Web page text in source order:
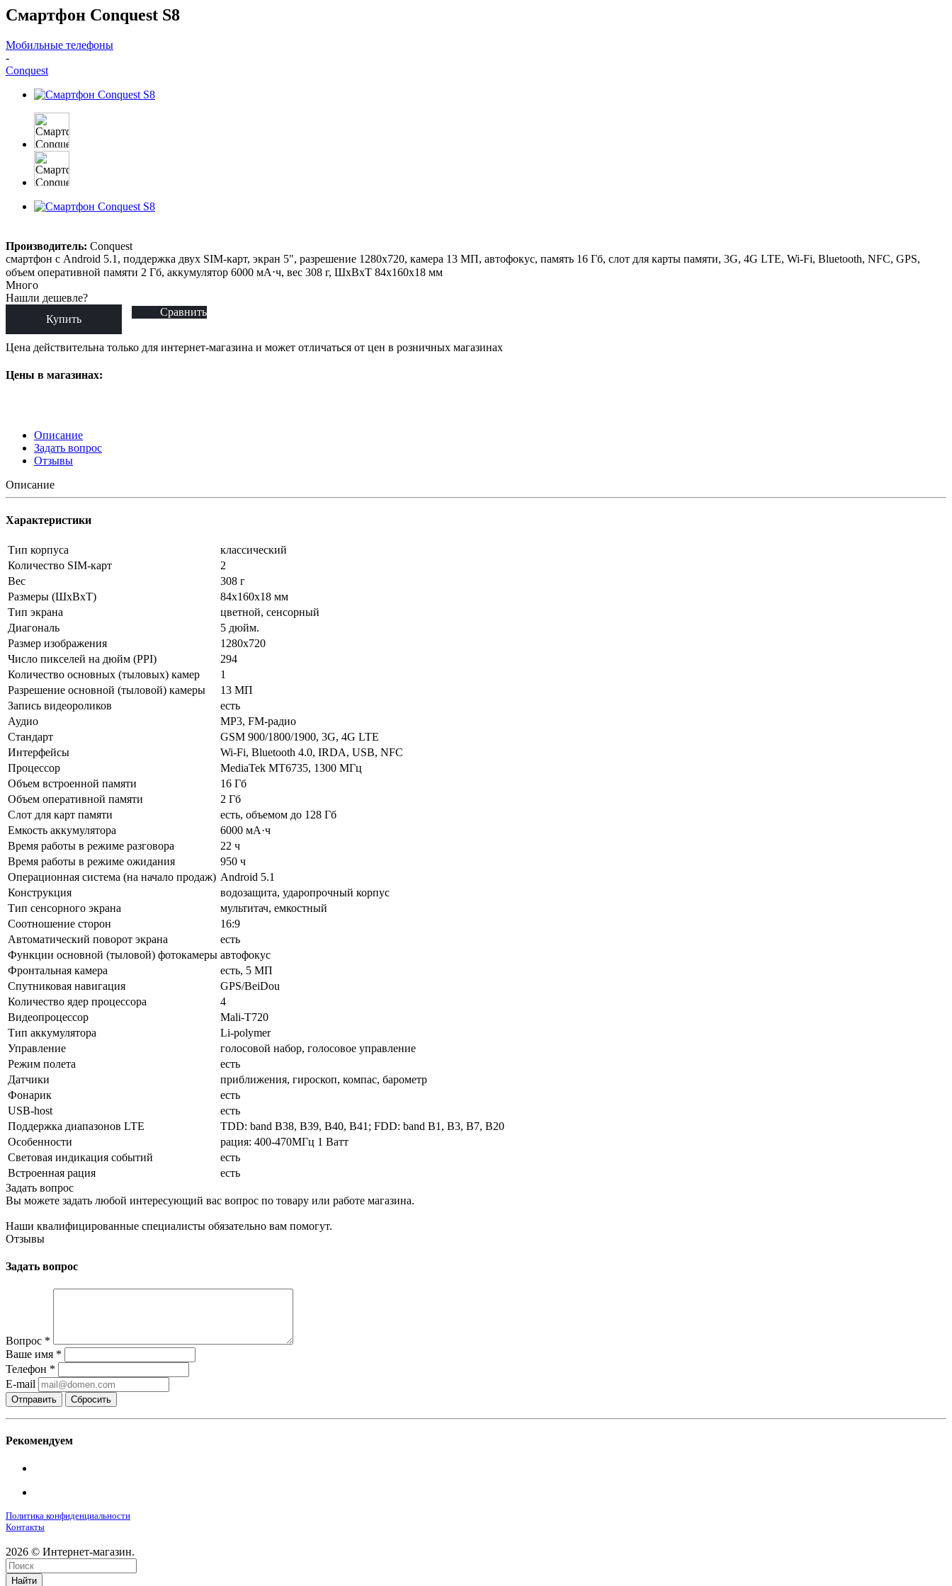
Смартфон Conquest S8
Мобильные телефоны
-
Conquest
Производитель: Conquest
смартфон с Android 5.1, поддержка двух SIM-карт, экран 5", разрешение 1280x720, камера 13 МП, автофокус, память 16 Гб, слот для карты памяти, 3G, 4G LTE, Wi-Fi, Bluetooth, NFC, GPS,
объем оперативной памяти 2 Гб, аккумулятор 6000 мА⋅ч, вес 308 г, ШxВxТ 84x160x18 мм
Много
Нашли дешевле?
Купить
Сравнить
Цена действительна только для интернет-магазина и может отличаться от цен в розничных магазинах
Цены в магазинах:
Описание
Задать вопрос
Отзывы
Описание
Характеристики
Тип корпуса
классический
Количество SIM-карт
2
Вес
308 г
Размеры (ШxВxТ)
84x160x18 мм
Тип экрана
цветной, сенсорный
Диагональ
5 дюйм.
Размер изображения
1280x720
Число пикселей на дюйм (PPI)
294
Количество основных (тыловых) камер
1
Разрешение основной (тыловой) камеры
13 МП
Запись видеороликов
есть
Аудио
MP3, FM-радио
Стандарт
GSM 900/1800/1900, 3G, 4G LTE
Интерфейсы
Wi-Fi, Bluetooth 4.0, IRDA, USB, NFC
Процессор
MediaTek MT6735, 1300 МГц
Объем встроенной памяти
16 Гб
Объем оперативной памяти
2 Гб
Слот для карт памяти
есть, объемом до 128 Гб
Емкость аккумулятора
6000 мА·ч
Время работы в режиме разговора
22 ч
Время работы в режиме ожидания
950 ч
Операционная система (на начало продаж) Android 5.1
Конструкция
водозащита, ударопрочный корпус
Тип сенсорного экрана
мультитач, емкостный
Соотношение сторон
16:9
Автоматический поворот экрана
есть
Функции основной (тыловой) фотокамеры автофокус
Фронтальная камера
есть, 5 МП
Спутниковая навигация
GPS/BeiDou
Количество ядер процессора
4
Видеопроцессор
Mali-T720
Тип аккумулятора
Li-polymer
Управление
голосовой набор, голосовое управление
Режим полета
есть
Датчики
приближения, гироскоп, компас, барометр
Фонарик
есть
USB-host
есть
Поддержка диапазонов LTE
TDD: band B38, B39, B40, B41; FDD: band B1, B3, B7, B20
Особенности
рация: 400-470МГц 1 Ватт
Световая индикация событий
есть
Встроенная рация
есть
Задать вопрос
Вы можете задать любой интересующий вас вопрос по товару или работе магазина.
Наши квалифицированные специалисты обязательно вам помогут.
Отзывы
Задать вопрос
Вопрос *
Ваше имя *
Телефон *
E-mail
Сбросить
Рекомендуем
Политика конфиденциальности
Контакты
2026 © Интернет-магазин.
Найти